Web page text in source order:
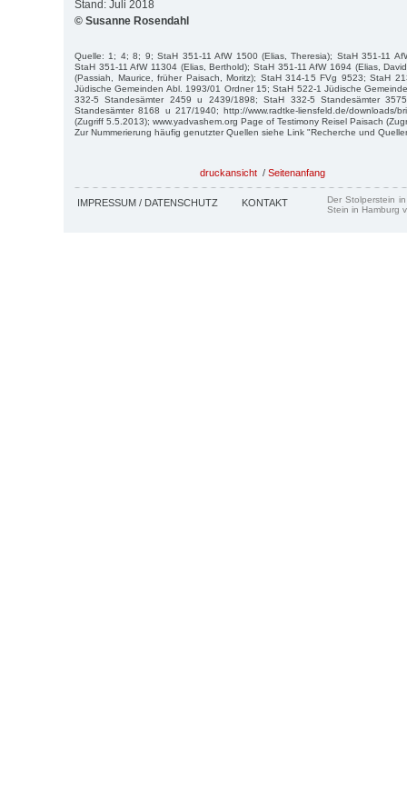
Stand: Juli 2018
© Susanne Rosendahl
Quelle: 1; 4; 8; 9; StaH 351-11 AfW 1500 (Elias, Theresia); StaH 351-11
StaH 351-11 AfW 11304 (Elias, Berthold); StaH 351-11 AfW 1694 (Elias,
(Passiah, Maurice, früher Paisach, Moritz); StaH 314-15 FVg 9523; StaH
Jüdische Gemeinden Abl. 1993/01 Ordner 15; StaH 522-1 Jüdische
332-5 Standesämter 2459 u 2439/1898; StaH 332-5 Standesämter
Standesämter 8168 u 217/1940; http://www.radtke-liensfeld.de/downloads/
(Zugriff 5.5.2013); www.yadvashem.org Page of Testimony Reisel Paisach
Zur Nummerierung häufig genutzter Quellen siehe Link "Recherche und
druckansicht / Seitenanfang
IMPRESSUM / DATENSCHUTZ KONTAKT
Der Stolperstein
Stein in Hamburg